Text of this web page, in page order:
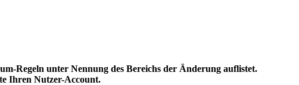
Regeln unter Nennung des Bereichs der Änderung auflistet.
Ihren Nutzer-Account.